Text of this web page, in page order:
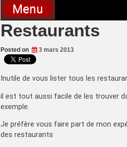
Menu
Restaurants
Posted on 3 mars 2013
Inutile de vous lister tous les
il est tout aussi facile de les trouver
exemple.
Je préfère vous faire part de mon
des restaurants